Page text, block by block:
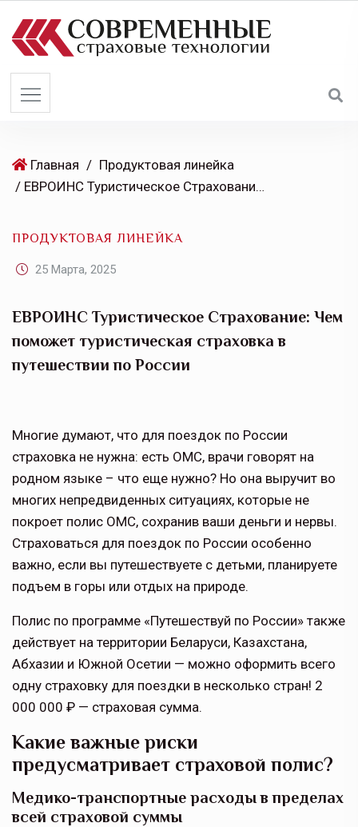
Главная / Продуктовая линейка
/ ЕВРОИНС Туристическое Страхование: Чем поможет туристическая страховка в путешествии по России
ПРОДУКТОВАЯ ЛИНЕЙКА
25 Марта, 2025
ЕВРОИНС Туристическое Страхование: Чем
поможет туристическая страховка в
путешествии по России
Многие думают, что для поездок по России
страховка не нужна: есть ОМС, врачи говорят на
родном языке – что еще нужно? Но она выручит во
многих непредвиденных ситуациях, которые не
покроет полис ОМС, сохранив ваши деньги и нервы.
Страховаться для поездок по России особенно
важно, если вы путешествуете с детьми, планируете
подъем в горы или отдых на природе.
Полис по программе «Путешествуй по России» также
действует на территории Беларуси, Казахстана,
Абхазии и Южной Осетии — можно оформить всего
одну страховку для поездки в несколько стран! 2
000 000 ₽ — страховая сумма.
Какие важные риски
предусматривает страховой полис?
Медико-транспортные расходы в пределах
всей страховой суммы